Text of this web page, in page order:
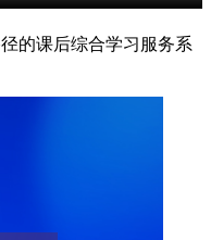
的课后综合学习服务系